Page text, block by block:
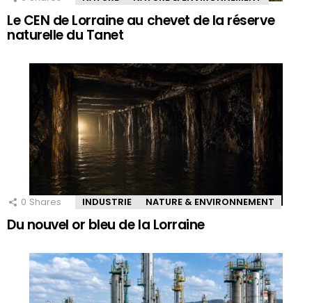
Le CEN de Lorraine au chevet de la réserve
naturelle du Tanet
0 Shares INDUSTRIE NATURE & ENVIRONNEMENT
Du nouvel or bleu de la Lorraine